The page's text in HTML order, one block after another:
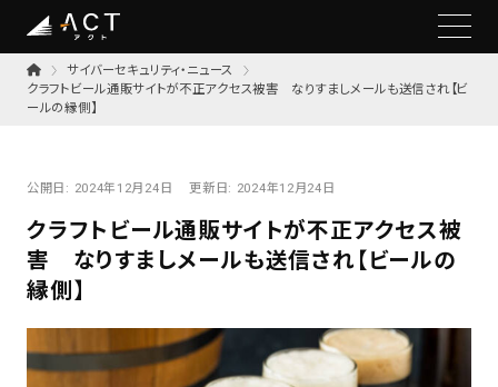
サイバーセキュリティ・ニュース
クラフトビール通販サイトが不正アクセス被害 なりすましメールも送信され【ビ
ールの縁側】
公開日: 2024年12月24日 更新日: 2024年12月24日
クラフトビール通販サイトが不正アクセス被
害 なりすましメールも送信され【ビールの
縁側】